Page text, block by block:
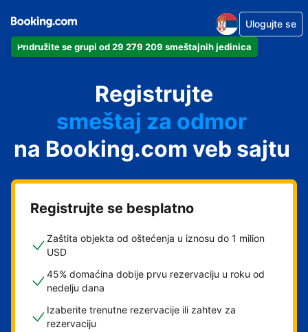
Pridružite se grupi od 29 279 209 smeštajnih jedinica
Ulogujte se
Registrujte
apartman
hotel
smeštaj za odmor
pansion
hostel
na Booking.com veb sajtu
Registrujte se besplatno
Zaštita objekta od oštećenja u iznosu do 1 milion
USD
45% domaćina dobije prvu rezervaciju u roku od
nedelju dana
Izaberite trenutne rezervacije ili zahtev za
rezervaciju